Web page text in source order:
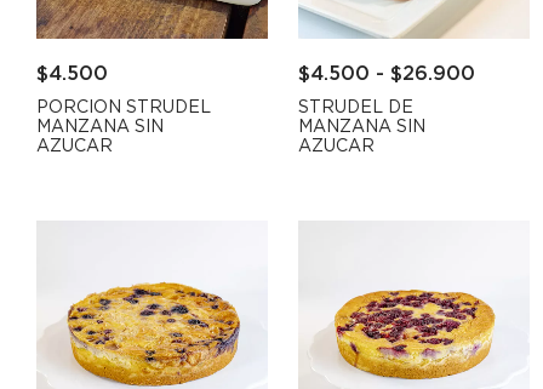
$4.500
PORCION STRUDEL
MANZANA SIN
AZUCAR
$4.500 - $26.900
STRUDEL DE
MANZANA SIN
AZUCAR